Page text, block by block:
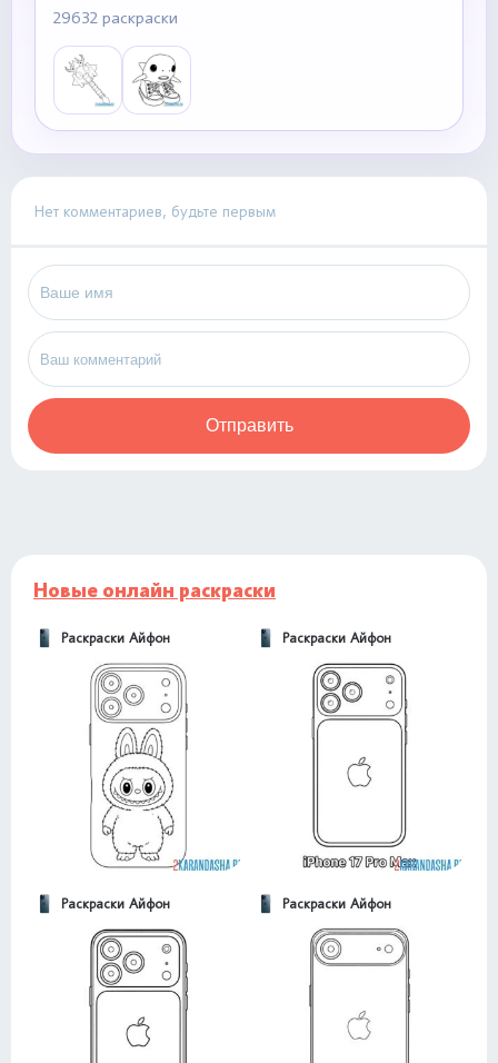
29632 раскраски
Нет комментариев, будьте первым
Отправить
Новые онлайн раскраски
Раскраски Айфон Раскраски Айфон
Раскраски Айфон Раскраски Айфон